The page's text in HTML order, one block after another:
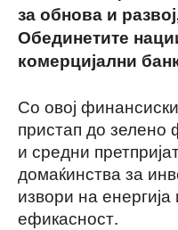
за обнова и
Обединетите
комерцијални
Со овој
пристап до
и средни
домаќинства за
извори на
ефикасност.